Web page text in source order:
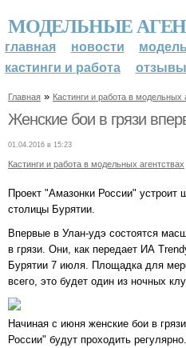
МОДЕЛЬНЫЕ
главная новости
кастинги и работа
отзывы
Главная » Кастинги и работа в модельных
Женские бои в грязи
01.04.2016 в 15:23
Кастинги и работа в модельных агентствах
Проект "Амазонки России" устроит
столицы Бурятии.
Впервые в Улан-удэ состоятся
в грязи. Они, как передает ИА
Бурятии 7 июля. Площадка для
всего, это будет один из ночных
Начиная с июня женские бои в
России" будут проходить